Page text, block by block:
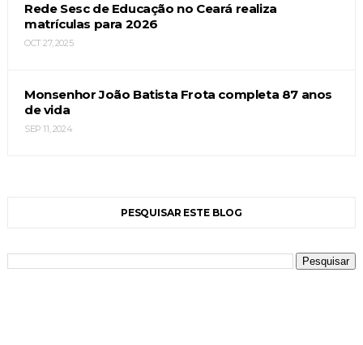
Rede Sesc de Educação no Ceará realiza
matrículas para 2026
OCT 27, 2025
Monsenhor João Batista Frota completa 87 anos
de vida
SEP 11, 2024
PESQUISAR ESTE BLOG